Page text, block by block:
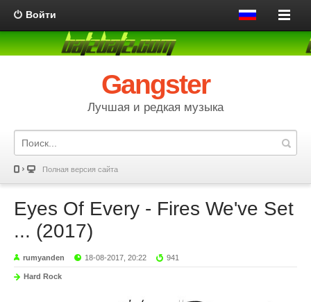
Войти
Gangster
Лучшая и редкая музыка
Полная версия сайта
Eyes Of Every - Fires We've Set​
... (2017)
rumyanden 18-08-2017, 20:22 941
Hard Rock